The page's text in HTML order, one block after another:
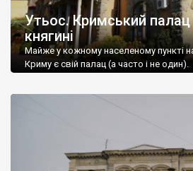
Утьос. Кримський палац
княгині
Майже у кожному населеному пункті
Криму є свій палац (а часто і не один).